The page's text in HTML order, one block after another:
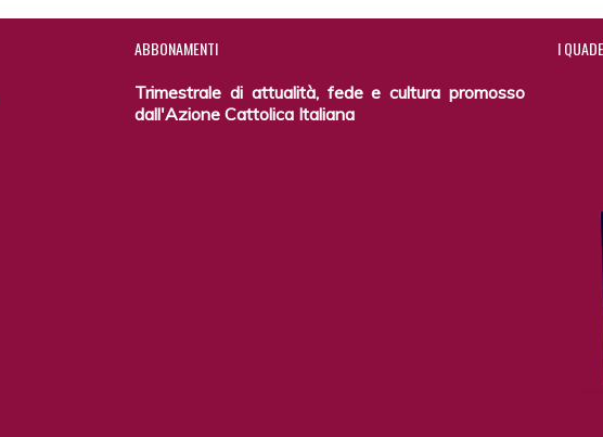
ABBONAMENTI
Trimestrale di attualità, fede e cultura promosso
dall'Azione Cattolica Italiana
I